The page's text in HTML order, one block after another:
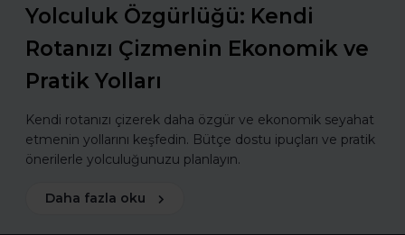
Yolculuk Özgürlüğü: Kendi
Rotanızı Çizmenin Ekonomik ve
Pratik Yolları
Kendi rotanızı çizerek daha özgür ve ekonomik seyahat
etmenin yollarını keşfedin. Bütçe dostu ipuçları ve pratik
önerilerle yolculuğunuzu planlayın.
Daha fazla oku